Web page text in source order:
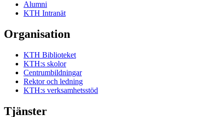
Alumni
KTH Intranät
Organisation
KTH Biblioteket
KTH:s skolor
Centrumbildningar
Rektor och ledning
KTH:s verksamhetsstöd
Tjänster